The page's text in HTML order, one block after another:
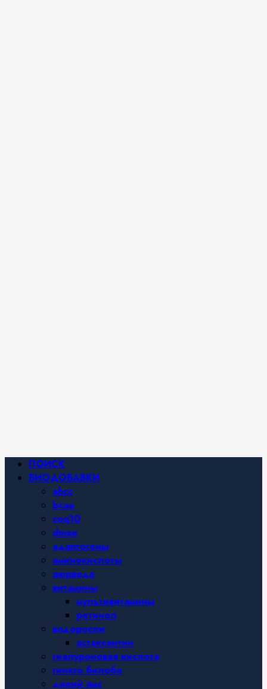
Основное
меню
ПОИСК
БИОДОБАВКИ
ahcc
bcaa
coq10
dmae
адаптогены
аминокислоты
аюрведа
витамины
мультивитамины
ретинол
водоросли
астаксантин
гиалуроновая кислота
гинкго билоба
дикий ямс